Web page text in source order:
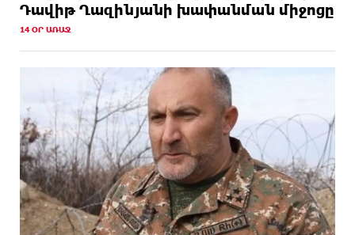
Դավիթ Ղազինյանի խափանման միջոցը
14 ՕՐ ԱՌԱՋ